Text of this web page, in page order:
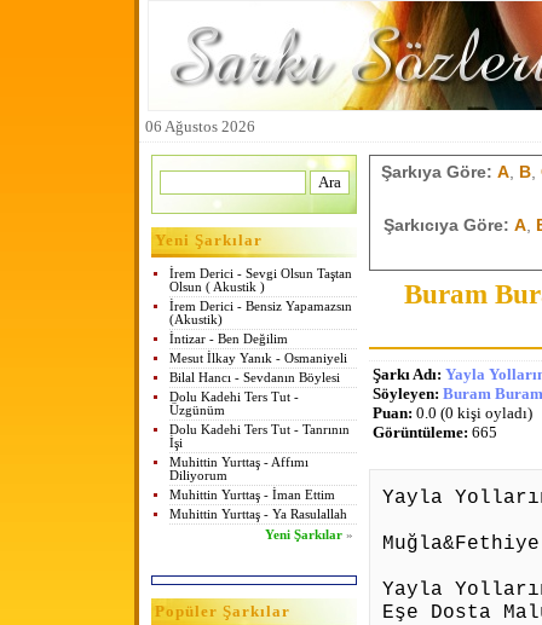
06 Ağustos 2026
Yeni Şarkılar
İrem Derici - Sevgi Olsun Taştan
Olsun ( Akustik )
İrem Derici - Bensiz Yapamazsın
(Akustik)
İntizar - Ben Değilim
Mesut İlkay Yanık - Osmaniyeli
Bilal Hancı - Sevdanın Böylesi
Dolu Kadehi Ters Tut -
Üzgünüm
Dolu Kadehi Ters Tut - Tanrının
İşi
Muhittin Yurttaş - Affımı
Diliyorum
Muhittin Yurttaş - İman Ettim
Muhittin Yurttaş - Ya Rasulallah
Yeni Şarkılar »
Popüler Şarkılar
Şarkıya Göre: A, B,
Şarkıcıya Göre: A,
Buram
Şarkı Adı: Yayla
Söyleyen: Buram
Puan: 0.0 (0 kişi oyladı)
Görüntüleme: 665
Yayla
Yayla
Eşe Dosta